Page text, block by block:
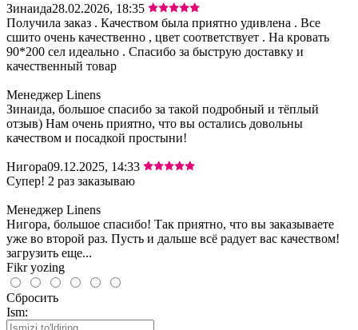
Зинаида28.02.2026, 18:35
Получила заказ . Качеством была приятно удивлена . Все
сшито очень качественно , цвет соответствует . На кровать
90*200 сел идеально . Спасибо за быструю доставку и
качественный товар
Менеджер Linens
Зинаида, большое спасибо за такой подробный и тёплый
отзыв) Нам очень приятно, что вы остались довольны
качеством и посадкой простыни!
Нигора09.12.2025, 14:33
Супер! 2 раз заказываю
Менеджер Linens
Нигора, большое спасибо! Так приятно, что вы заказываете
уже во второй раз. Пусть и дальше всё радует вас качеством!
загрузить еще...
Fikr yozing
Сбросить
Ism: